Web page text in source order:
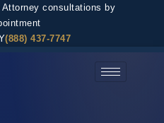
consultations by
(888) 437-7747